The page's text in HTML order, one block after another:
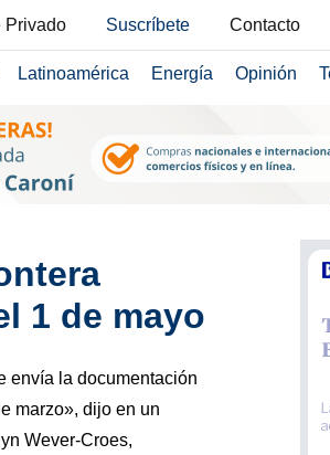
Privado Suscríbete Contacto
Latinoamérica Energía Opinión
1 de mayo
envía la documentación
marzo», dijo en un
Wever-Croes,